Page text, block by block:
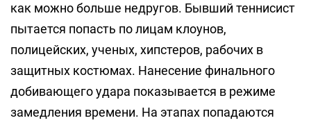
как можно больше недругов. Бывший теннисист
пытается попасть по лицам клоунов,
полицейских, ученых, хипстеров, рабочих в
защитных костюмах. Нанесение финального
добивающего удара показывается в режиме
замедления времени. На этапах попадаются